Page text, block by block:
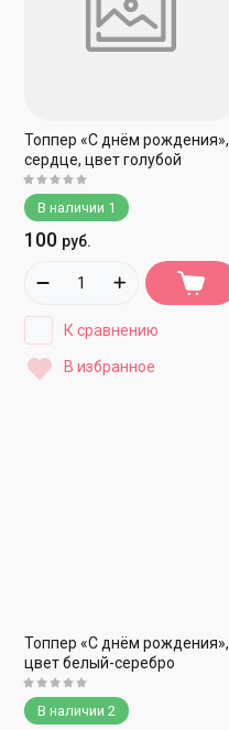
Топпер «С днём рождения»,
сердце, цвет голубой
В наличии 1
100 руб.
К сравнению
В избранное
Топпер «С днём рождения»,
цвет белый-серебро
В наличии 2